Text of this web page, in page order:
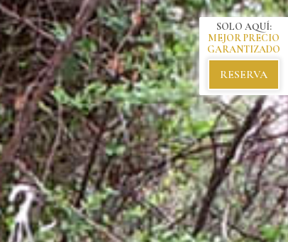
SOLO AQUÍ:
MEJOR PRECIO
GARANTIZADO
RESERVA